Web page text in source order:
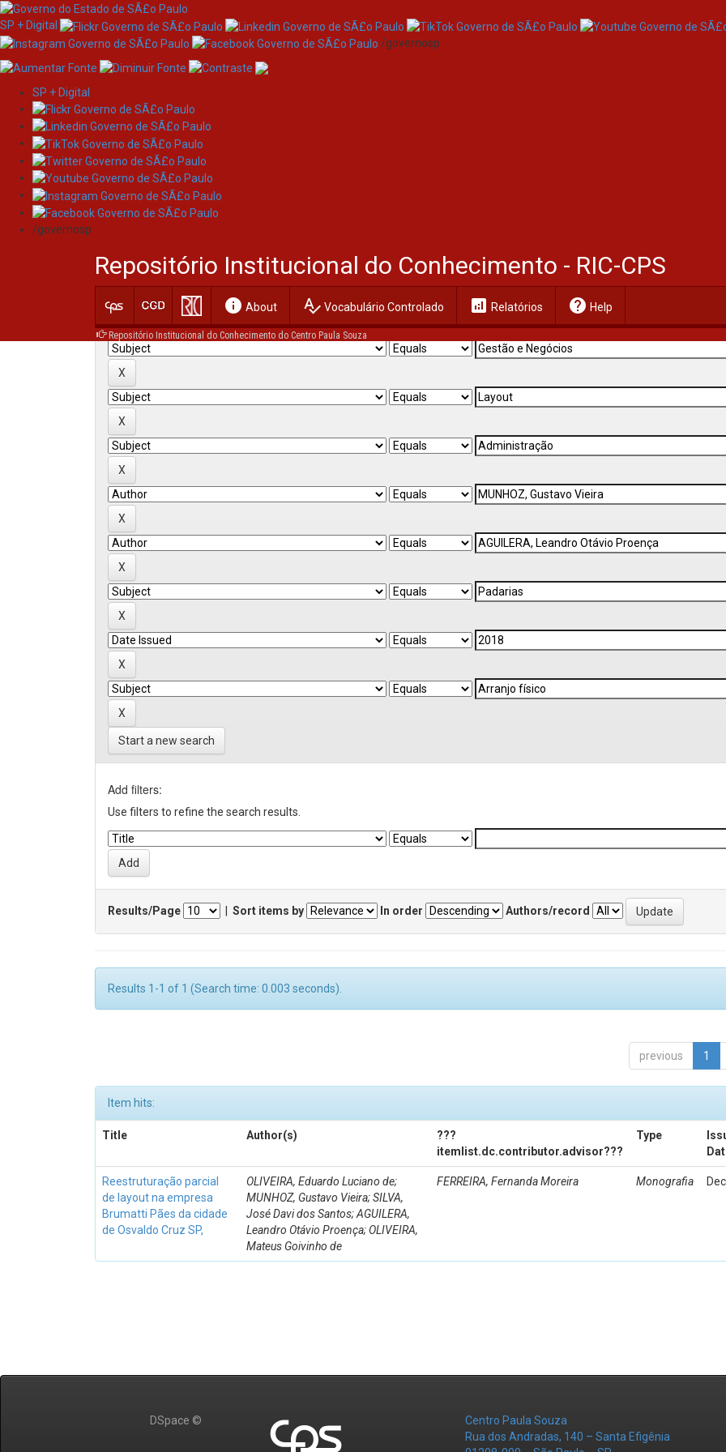
Skip
navigation
SP + Digital
/governosp
SP + Digital
/governosp
Repositório Institucional do Conhecimento - RIC-CPS
info About spellcheck Vocabulário Controlado analytics Relatórios help Help
Repositório Institucional do Conhecimento do Centro Paula Souza
Search
Current filters:
Start a new search
Add filters:
Use filters to refine the search results.
Results/Page Sort items by In order Authors/record
Results 1-1 of 1 (Search time: 0.003 seconds).
previous 1
Item hits:
Title Author(s)
???
itemlist.dc.contributor.advisor???
Type
Reestruturação parcial
de layout na empresa
Brumatti Pães da cidade
de Osvaldo Cruz SP,
OLIVEIRA, Eduardo Luciano de;
MUNHOZ, Gustavo Vieira; SILVA,
José Davi dos Santos; AGUILERA,
Leandro Otávio Proença; OLIVEIRA,
Mateus Goivinho de
FERREIRA, Fernanda Moreira Monografia
DSpace ©
Centro Paula Souza
Rua dos Andradas, 140 – Santa Efigênia